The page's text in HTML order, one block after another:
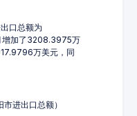
口总额为
加了3208.3975万
万美元，同
进出口总额）